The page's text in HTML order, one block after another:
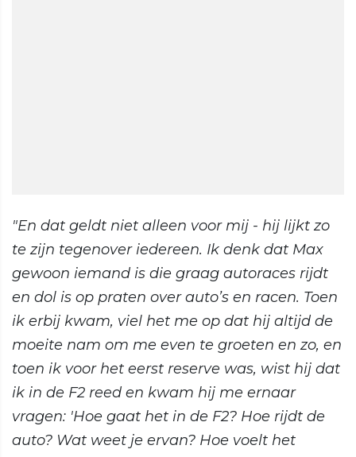
"En dat geldt niet alleen voor mij - hij lijkt zo
te zijn tegenover iedereen. Ik denk dat Max
gewoon iemand is die graag autoraces rijdt
en dol is op praten over auto’s en racen. Toen
ik erbij kwam, viel het me op dat hij altijd de
moeite nam om me even te groeten en zo, en
toen ik voor het eerst reserve was, wist hij dat
ik in de F2 reed en kwam hij me ernaar
vragen: 'Hoe gaat het in de F2? Hoe rijdt de
auto? Wat weet je ervan? Hoe voelt het